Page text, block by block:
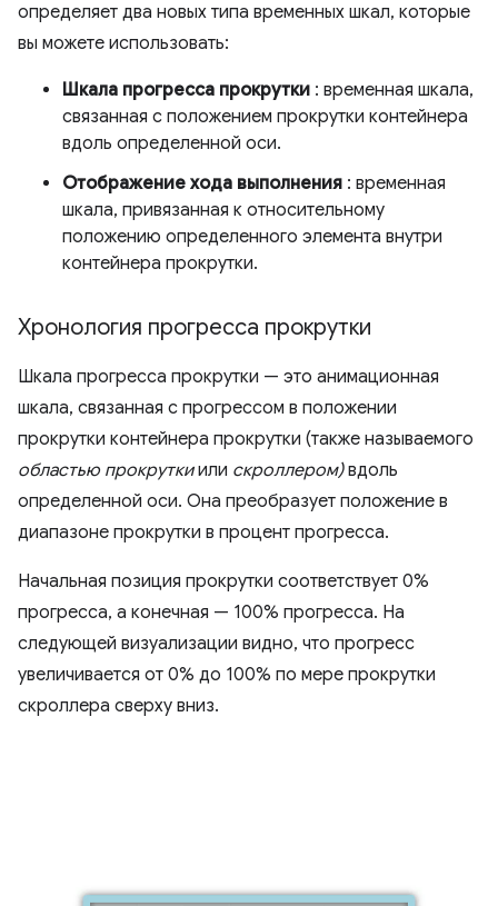
определяет два новых типа временных шкал, которые
вы можете использовать:
Шкала прогресса прокрутки : временная шкала,
связанная с положением прокрутки контейнера
вдоль определенной оси.
Отображение хода выполнения : временная
шкала, привязанная к относительному
положению определенного элемента внутри
контейнера прокрутки.
Хронология прогресса прокрутки
Шкала прогресса прокрутки — это анимационная
шкала, связанная с прогрессом в положении
прокрутки контейнера прокрутки (также называемого
областью прокруткиили скроллером)вдоль
определенной оси. Она преобразует положение в
диапазоне прокрутки в процент прогресса.
Начальная позиция прокрутки соответствует 0%
прогресса, а конечная — 100% прогресса. На
следующей визуализации видно, что прогресс
увеличивается от 0% до 100% по мере прокрутки
скроллера сверху вниз.